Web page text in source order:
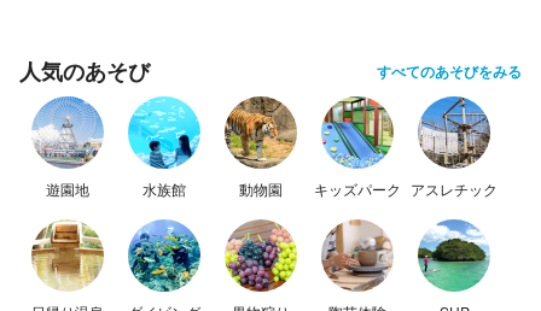
人気のあそび すべてのあそびをみる
遊園地 水族館 動物園 キッズパーク アスレチック